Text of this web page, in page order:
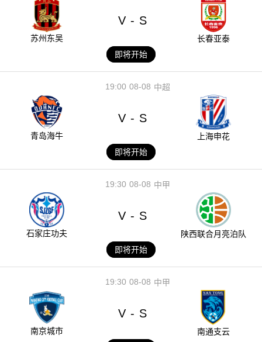
苏州东吴
V - S
长春亚泰
即将开始
08-08
19:00 中超
青岛海牛
V - S
上海申花
即将开始
08-08
19:30 中甲
石家庄功夫
V - S
陕西联合月亮泊队
即将开始
08-08
19:30 中甲
南京城市
V - S
南通支云